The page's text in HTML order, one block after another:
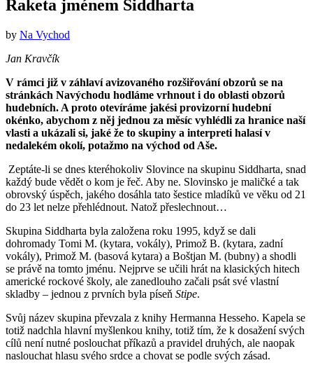
Raketa jménem Siddharta
by Na Vychod
Jan Kravčík
V rámci již v záhlaví avizovaného rozšiřování obzorů se na
stránkách Navýchodu hodláme vrhnout i do oblasti obzorů
hudebních. A proto otevíráme jakési provizorní hudební
okénko, abychom z něj jednou za měsíc vyhlédli za hranice naší
vlasti a ukázali si, jaké že to skupiny a interpreti halasí v
nedalekém okolí, potažmo na východ od Aše.
Zeptáte-li se dnes kteréhokoliv Slovince na skupinu Siddharta, snad
každý bude vědět o kom je řeč. Aby ne. Slovinsko je maličké a tak
obrovský úspěch, jakého dosáhla tato šestice mladíků ve věku od 21
do 23 let nelze přehlédnout. Natož přeslechnout…
Skupina Siddharta byla založena roku 1995, když se dali
dohromady Tomi M. (kytara, vokály), Primož B. (kytara, zadní
vokály), Primož M. (basová kytara) a Boštjan M. (bubny) a shodli
se právě na tomto jménu. Nejprve se učili hrát na klasických hitech
americké rockové školy, ale zanedlouho začali psát své vlastní
skladby – jednou z prvních byla píseň Stipe.
Svůj název skupina převzala z knihy Hermanna Hesseho. Kapela se
totiž nadchla hlavní myšlenkou knihy, totiž tím, že k dosažení svých
cílů není nutné poslouchat příkazů a pravidel druhých, ale naopak
naslouchat hlasu svého srdce a chovat se podle svých zásad.